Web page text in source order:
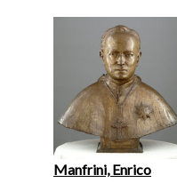
Manfrini, Enrico